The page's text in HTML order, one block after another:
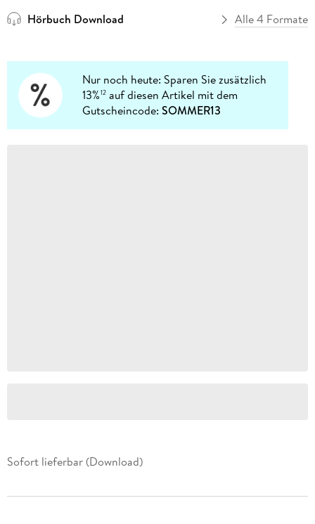
Hörbuch Download Alle 4 Formate
Nur noch heute: Sparen Sie zusätzlich
13%12 auf diesen Artikel mit dem
Gutscheincode:SOMMER13
Sofort lieferbar (Download)